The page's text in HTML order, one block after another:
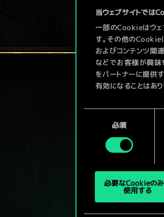
当ウェブサイトでは
一部のCookieはウェ
す。その他のCookie
およびコンテンツ関
などでお客様が興味
をパートナーに提供
有効になることはあり
Cookieの使用および
ューでご確認ください。
必須
必要なCookieの
使用する